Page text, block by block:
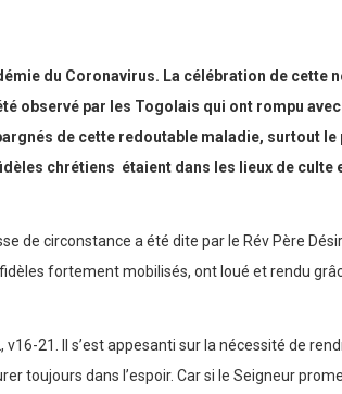
du Coronavirus. La célébration de cette
observé par les Togolais qui ont rompu
de cette redoutable maladie, surtout le
chrétiens étaient dans les lieux de culte
de circonstance a été dite par le Rév Père
fortement mobilisés, ont loué et rendu
v16-21. Il s’est appesanti sur la nécessité de
toujours dans l’espoir. Car si le Seigneur